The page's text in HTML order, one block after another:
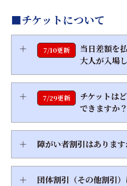
■チケットについて
＋ 7/10更新
当日差額を
大人が入場
＋ 7/29更新
チケットは
できますか？
＋ 障がい者割引はあります
＋ 団体割引（その他割引